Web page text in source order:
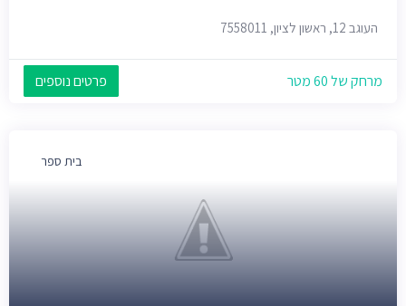
העוגב 12, ראשון לציון, 7558011
מרחק של 60 מטר פרטים נוספים
בית ספר